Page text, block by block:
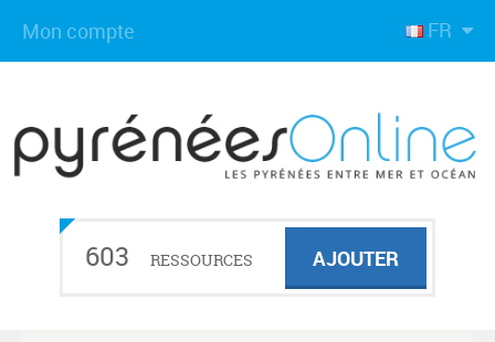
FR
Mon compte
603 RESSOURCES AJOUTER